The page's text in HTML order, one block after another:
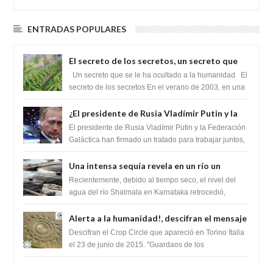
ENTRADAS POPULARES
El secreto de los secretos, un secreto que
cambiaría por completo el destino de la
humanidad
Un secreto que se le ha ocultado a la humanidad El
secreto de los secretos En el verano de 2003, en una
¿El presidente de Rusia Vladímir Putin y la
Federación Galactica han firmado un
tratado para acabar con los Sionistas?
El presidente de Rusia Vladímir Putin y la Federación
Galáctica han firmado un tratado para trabajar juntos,
Una intensa sequía revela en un río un
impresionante hallazgo de miles de Shiva
Lingas
Recientemente, debido al tiempo seco, el nivel del
agua del río Shalmala en Karnataka retrocedió,
Alerta a la humanidad!, descifran el mensaje
del Crop Circle de Torino ,Italia
Descifran el Crop Circle que apareció en Torino Italia
el 23 de junio de 2015. "Guardaos de los